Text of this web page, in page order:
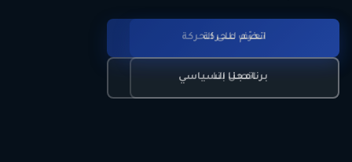
تعرّف على الحركة
برنامجنا السياسي
انضم للحركة
اتصل بنا